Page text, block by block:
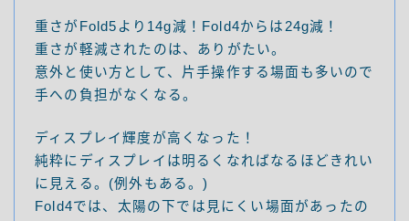
重さがFold5より14g減！Fold4からは24g減！
重さが軽減されたのは、ありがたい。
意外と使い方として、片手操作する場面も多いので
手への負担がなくなる。
ディスプレイ輝度が高くなった！
純粋にディスプレイは明るくなればなるほどきれい
に見える。(例外もある。)
Fold4では、太陽の下では見にくい場面があったの